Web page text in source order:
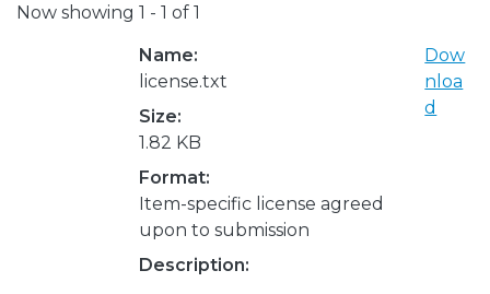
Now showing 1 - 1 of 1
Name:
license.txt
Size:
1.82 KB
Format:
Item-specific license agreed
upon to submission
Description:
Dow
nloa
d